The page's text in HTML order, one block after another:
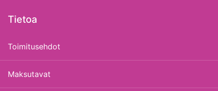
Tietoa
Toimitusehdot
Maksutavat